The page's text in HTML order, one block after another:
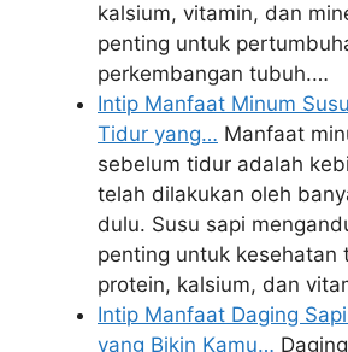
kalsium, vitamin, dan
penting untuk
perkembangan tubuh.…
Intip Manfaat Minum
Tidur yang… Manfaat
sebelum tidur adalah
telah dilakukan oleh
dulu. Susu sapi
penting untuk kesehatan
protein, kalsium, dan
Intip Manfaat Daging
yang Bikin Kamu…